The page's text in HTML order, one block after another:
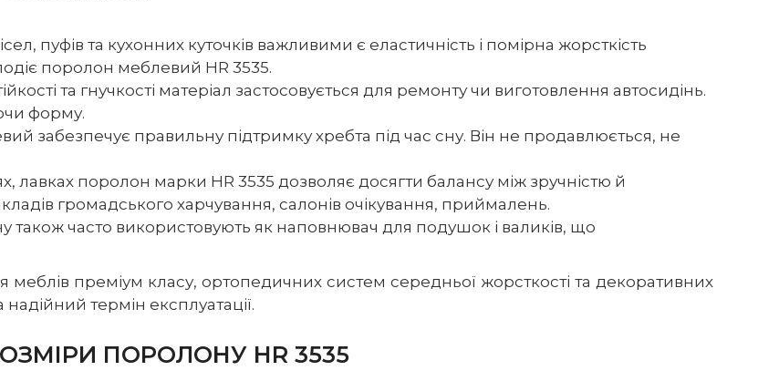
пуфів та кухонних куточків важливими є еластичність і помірна жорсткість
поролон меблевий HR 3535.
та гнучкості матеріал застосовується для ремонту чи виготовлення автосидінь.
форму.
забезпечує правильну підтримку хребта під час сну. Він не продавлюється, не
лавках поролон марки HR 3535 дозволяє досягти балансу між зручністю й
громадського харчування, салонів очікування, приймалень.
також часто використовують як наповнювач для подушок і валиків, що
преміум класу, ортопедичних систем середньої жорсткості та декоративних
термін експлуатації.
ПОРОЛОНУ HR 3535